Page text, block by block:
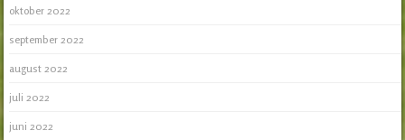
oktober 2022
september 2022
august 2022
juli 2022
juni 2022